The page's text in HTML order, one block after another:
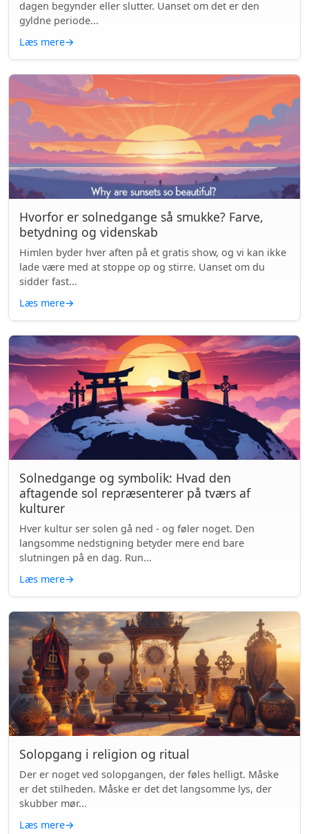
dagen begynder eller slutter. Uanset om det er den
gyldne periode...
Læs mere→
Hvorfor er solnedgange så smukke? Farve,
betydning og videnskab
Himlen byder hver aften på et gratis show, og vi kan ikke
lade være med at stoppe op og stirre. Uanset om du
sidder fast...
Læs mere→
Solnedgange og symbolik: Hvad den
aftagende sol repræsenterer på tværs af
kulturer
Hver kultur ser solen gå ned - og føler noget. Den
langsomme nedstigning betyder mere end bare
slutningen på en dag. Run...
Læs mere→
Solopgang i religion og ritual
Der er noget ved solopgangen, der føles helligt. Måske
er det stilheden. Måske er det det langsomme lys, der
skubber mør...
Læs mere→